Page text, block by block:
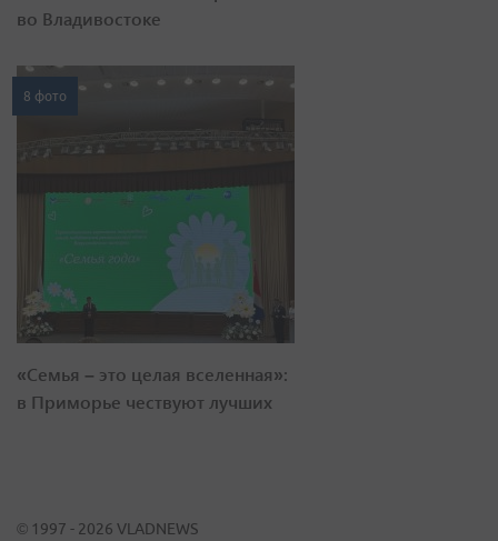
во Владивостоке
8 фото
«Семья – это целая вселенная»:
в Приморье чествуют лучших
© 1997 - 2026 VLADNEWS